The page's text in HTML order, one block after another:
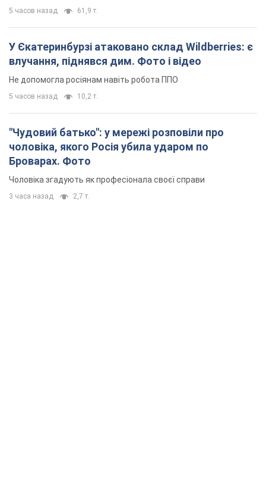
5 часов назад 61,9 т.
У Єкатеринбурзі атаковано склад Wildberries: є
влучання, піднявся дим. Фото і відео
Не допомогла росіянам навіть робота ППО
5 часов назад 10,2 т.
"Чудовий батько": у мережі розповіли про
чоловіка, якого Росія убила ударом по
Броварах. Фото
Чоловіка згадують як професіонала своєї справи
3 часа назад 2,7 т.